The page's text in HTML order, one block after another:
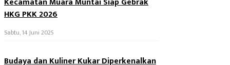
HKG PKK 2026
Sabtu, 14 Juni 2025
Budaya dan Kuliner Kukar Diperkenalkan